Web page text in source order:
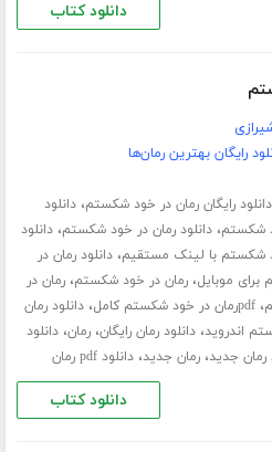
دانلود کتاب
رایگان بهترین رمان‌ها
دانلود رایگان رمان در خود شکستم،دانلود
شکستم،دانلود رمان در خود شکستم،دانلود
شکستم با لینک مستقیم،دانلود رمان در
موبایل،رمان در خود شکستم،رمان در
،pdfرمان در خود شکستم کامل ،دانلود رمان
اندروید،دانلود رمان رایگان،رمان،دانلود
رمان جدید،رمان جدید،دانلود pdf رمان
دانلود کتاب